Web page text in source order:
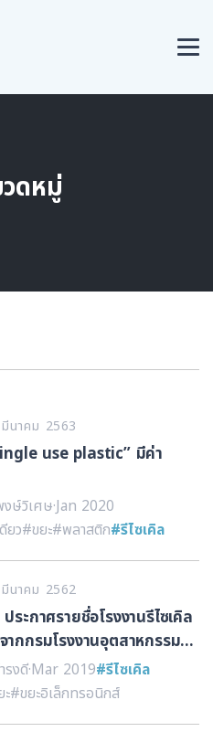
ดหมู่
นาคม 2563
use plastic” มีค่า
ษ์วิเศษ·Jan 2020
ยว#ขยะ#พลาสติก#รีไซเคิล
นาคม 2562
ระกาศรายชื่อโรงงานรีไซเคิล
ากกรมโรงงานอุตสาหกรรม
พิ่มประสิทธิภาพโรงงานคัด
ากผลิตภัณฑ์ไฟฟ้าและ
รงดี·Mar 2019#รีไซเคิล
#ขยะอิเล็กทรอนิกส์